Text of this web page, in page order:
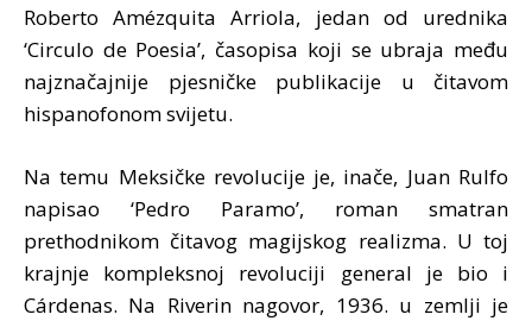
Roberto Amézquita Arriola, jedan od urednika
‘Circulo de Poesia’, časopisa koji se ubraja među
najznačajnije pjesničke publikacije u čitavom
hispanofonom svijetu.
Na temu Meksičke revolucije je, inače, Juan Rulfo
napisao ‘Pedro Paramo’, roman smatran
prethodnikom čitavog magijskog realizma. U toj
krajnje kompleksnoj revoluciji general je bio i
Cárdenas. Na Riverin nagovor, 1936. u zemlji je